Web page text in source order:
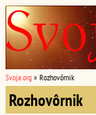
Svoja.org » Rozhovôrnik
Rozhovôrnik